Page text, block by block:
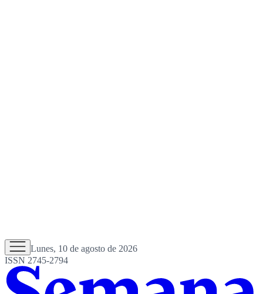
Lunes, 10 de agosto de 2026
ISSN 2745-2794